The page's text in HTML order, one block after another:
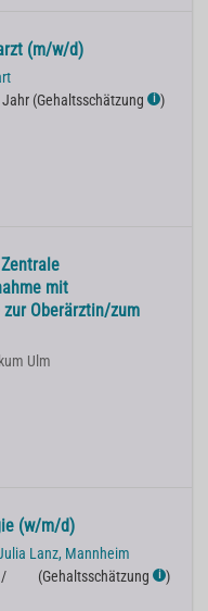
(m/w/d)
(Gehaltsschätzung ℹ )
mit
zur Oberärztin/zum
Ulm
(w/m/d)
Lanz, Mannheim
/
(Gehaltsschätzung ℹ )